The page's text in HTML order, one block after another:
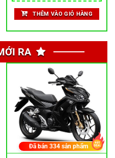
THÊM VÀO GIỎ HÀNG
RA
Đã bán334 sản phẩm